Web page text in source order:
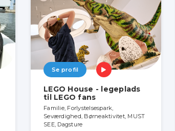
Se profil
LEGO House - legeplads
til LEGO fans
Familie, Forlystelsespark,
Seværdighed, Børneaktivitet, MUST
SEE, Dagsture